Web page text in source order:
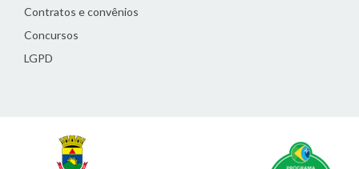
Contratos e convênios
Concursos
LGPD